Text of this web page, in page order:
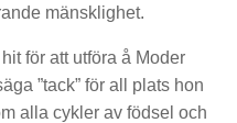
mänsklighet.
för att utföra å Moder
”tack” för all plats hon
alla cykler av födsel och